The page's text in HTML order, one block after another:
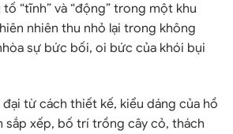
“tĩnh” và “động” trong một khu
nhiên thu nhỏ lại trong không
sự bức bối, oi bức của khói bụi
đại từ cách thiết kế, kiểu dáng của hồ
sắp xếp, bố trí trồng cây cỏ, thách